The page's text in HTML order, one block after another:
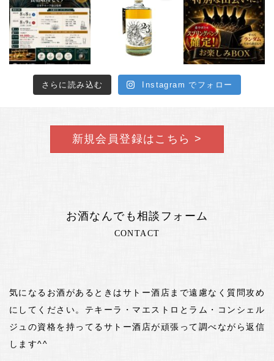
さらに読み込む Instagram でフォロー
新規会員登録はこちら >
お酒なんでも相談フォーム
CONTACT
気になるお酒があるときはサトー酒店まで遠慮なく質問攻め
にしてください。テキーラ・マエストロとラム・コンシェル
ジュの資格を持ってるサトー酒店が頑張って調べながら返信
します^^